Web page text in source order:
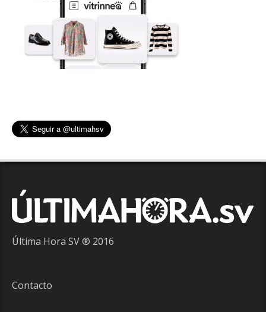
Última Hora SV ® 2016
Contacto